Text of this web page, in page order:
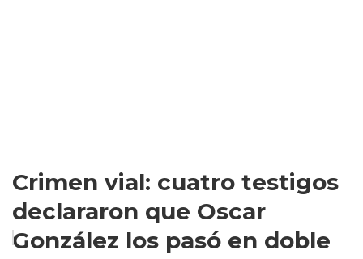
Crimen vial: cuatro testigos
declararon que Oscar
González los pasó en doble